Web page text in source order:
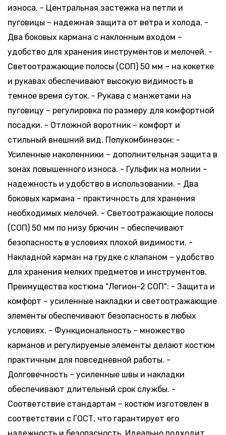
64-66
*
Минск-
170-176,
68-70
77.52 руб.
*
Склад:
Минск-
-
182-188,
44-46
67.83 руб.
*
Склад:
Минск-
- +
182-188,
48-50
67.83 руб.
*
Склад:
Минск-
-
182-188,
52-54
67.83 руб.
*
Склад:
Минск-
- +
182-188,
56-58
67.83 руб.
*
Склад:
Минск-
- +
182-188,
60-62
67.83 руб.
*
Склад:
Минск-
- +
182-188,
64-66
67.83 руб.
*
Склад:
Минск-
- +
182-188,
68-70
77.52 руб.
*
Склад:
Минск-
- +
194-200,
48-50
По
запросу
Поступление:
5-10 дней
-
- +
износа. - Центральная застежка на петли и
пуговицы – надежная защита от ветра и холода. -
Два боковых кармана с наклонным входом –
удобство для хранения инструментов и мелочей. -
Светоотражающие полосы (СОП) 50 мм – на кокетке
и рукавах обеспечивают высокую видимость в
темное время суток. - Рукава с манжетами на
пуговицу – регулировка по размеру для комфортной
посадки. - Отложной воротник – комфорт и
стильный внешний вид. Полукомбинезон: -
Усиленные наколенники – дополнительная защита в
зонах повышенного износа. - Гульфик на молнии –
надежность и удобство в использовании. - Два
боковых кармана – практичность для хранения
необходимых мелочей. - Светоотражающие полосы
(СОП) 50 мм по низу брючин – обеспечивают
безопасность в условиях плохой видимости. -
Накладной карман на грудке с клапаном – удобство
для хранения мелких предметов и инструментов.
Преимущества костюма "Легион-2 СОП": - Защита и
комфорт – усиленные накладки и светоотражающие
элементы обеспечивают безопасность в любых
условиях. - Функциональность – множество
карманов и регулируемые элементы делают костюм
практичным для повседневной работы. -
Долговечность – усиленные швы и накладки
обеспечивают длительный срок службы. -
Соответствие стандартам – костюм изготовлен в
соответствии с ГОСТ, что гарантирует его
надежность и безопасность. Идеально подходит